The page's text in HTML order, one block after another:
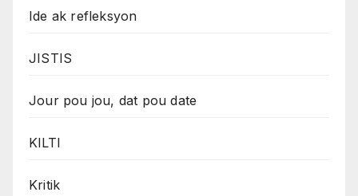
Ide ak refleksyon
JISTIS
Jour pou jou, dat pou date
KILTI
Kritik